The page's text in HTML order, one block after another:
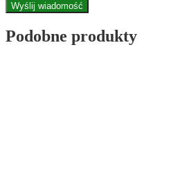
Wyślij wiadomość
Podobne produkty